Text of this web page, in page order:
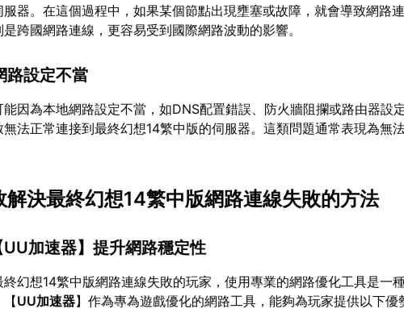
服器。在這個過程中，如果某個節點出現壅塞或故障，就會導致網路
跨國網路連線，更容易受到國際網路波動的影響。
路設定不當
能因為本地網路設定不當，如DNS配置錯誤、防火牆阻攔或路由器設
無法正常連接到最終幻想14繁中版的伺服器。這類問題通常表現為無
解決最終幻想14繁中版網路連線失敗的方法
UU加速器】提升網路穩定性
終幻想14繁中版網路連線失敗的玩家，使用專業的網路優化工具是一
UU加速器】作為專為遊戲優化的網路工具，能夠為玩家提供以下優